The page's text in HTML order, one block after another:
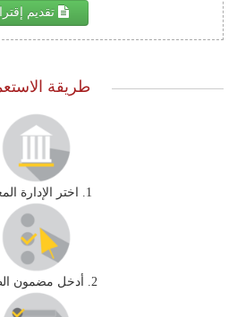
تقديم
طريقة
1. اختر الإدارة المعنية
2. أدخل مضمون الطلب